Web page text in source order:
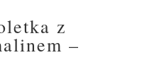
z
–